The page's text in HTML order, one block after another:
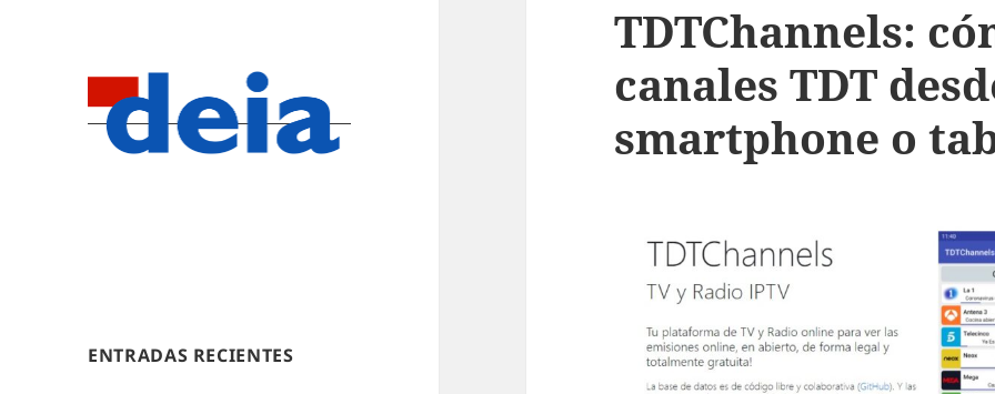
ENTRADAS RECIENTES
TDTChannels:
canales TDT
smartphone o